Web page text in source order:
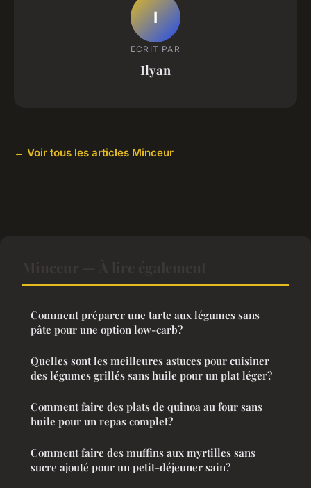
I
ECRIT PAR
Ilyan
← Voir tous les articles Minceur
Comment préparer une tarte aux légumes sans
pâte pour une option low-carb?
Quelles sont les meilleures astuces pour cuisiner
des légumes grillés sans huile pour un plat léger?
Comment faire des plats de quinoa au four sans
huile pour un repas complet?
Comment faire des muffins aux myrtilles sans
sucre ajouté pour un petit-déjeuner sain?